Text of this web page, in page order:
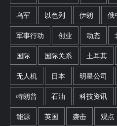
乌军 以色列 伊朗 俄
军事行动 创业 动态
国际 国际关系 土耳其
无人机 日本 明星公司
特朗普 石油 科技资讯
能源 英国 袭击 观点